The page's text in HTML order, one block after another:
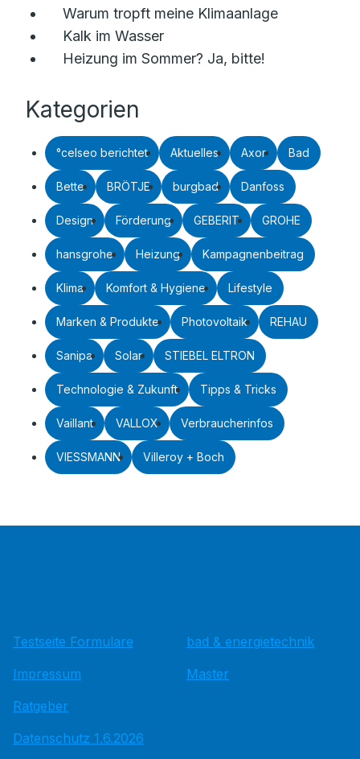
Warum tropft meine Klimaanlage
Kalk im Wasser
Heizung im Sommer? Ja, bitte!
Kategorien
°celseo berichtet Aktuelles Axor Bad
Bette BRÖTJE burgbad Danfoss
Design Förderung GEBERIT GROHE
hansgrohe Heizung Kampagnenbeitrag
Klima Komfort & Hygiene Lifestyle
Marken & Produkte Photovoltaik REHAU
Sanipa Solar STIEBEL ELTRON
Technologie & Zukunft Tipps & Tricks
Vaillant VALLOX Verbraucherinfos
VIESSMANN Villeroy + Boch
Testseite Formulare
Impressum
Ratgeber
Datenschutz 1.6.2026
bad & energietechnik
Master